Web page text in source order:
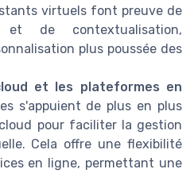
virtuels font preuve de
et de contextualisation,
plus poussée des
et les plateformes en
s'appuient de plus en plus
pour faciliter la gestion
Cela offre une flexibilité
en ligne, permettant une